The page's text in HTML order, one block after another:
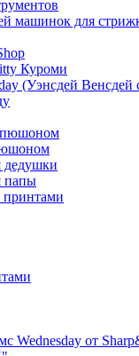
машинок для
Куроми
(Уэнсдей Венсдей
дедушки
папы
Wednesday от